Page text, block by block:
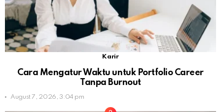
Karir
Cara Mengatur Waktu untuk Portfolio Career
Tanpa Burnout
August 7, 2026, 3:04 pm